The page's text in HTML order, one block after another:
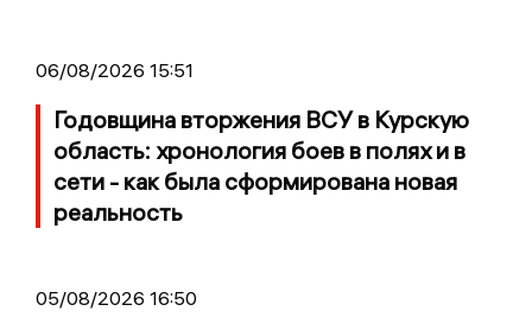
06/08/2026 15:51
Годовщина вторжения ВСУ в Курскую
область: хронология боев в полях и в
сети - как была сформирована новая
реальность
05/08/2026 16:50